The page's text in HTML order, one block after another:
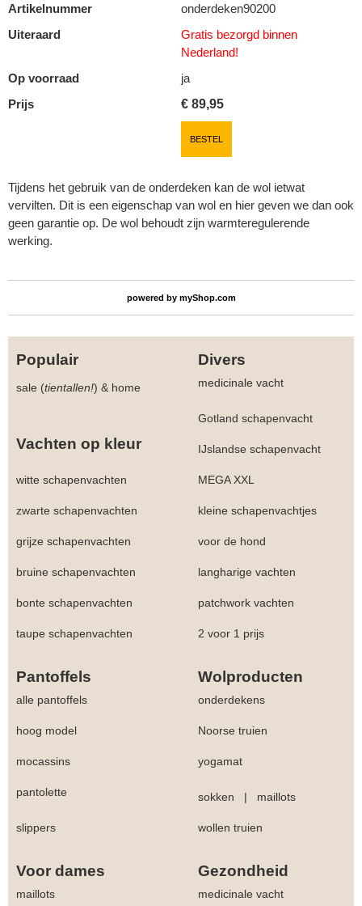
Artikelnummer
onderdeken90200
Uiteraard
Gratis bezorgd binnen
Nederland!
Op voorraad
ja
Prijs
€ 89,95
BESTEL
Tijdens het gebruik van de onderdeken kan de wol ietwat
vervilten. Dit is een eigenschap van wol en hier geven we dan ook
geen garantie op. De wol behoudt zijn warmteregulerende
werking.
powered by myShop.com
Populair Divers
sale (tientallen!) & home medicinale vacht
Gotland schapenvacht
Vachten op kleur IJslandse schapenvacht
witte schapenvachten MEGA XXL
zwarte schapenvachten kleine schapenvachtjes
grijze schapenvachten voor de hond
bruine schapenvachten langharige vachten
bonte schapenvachten patchwork vachten
taupe schapenvachten 2 voor 1 prijs
Pantoffels Wolproducten
alle pantoffels onderdekens
hoog model Noorse truien
mocassins yogamat
pantolette sokken | maillots
slippers wollen truien
Voor dames Gezondheid
maillots medicinale vacht